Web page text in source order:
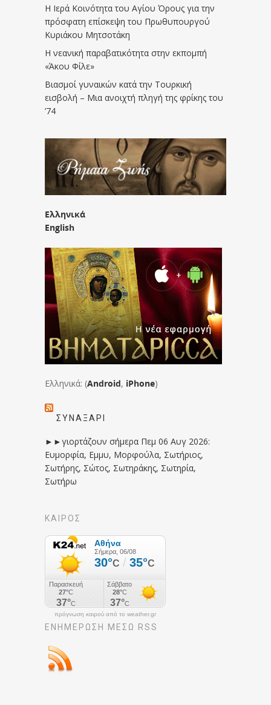
Η Ιερά Κοινότητα του Αγίου Όρους για την
πρόσφατη επίσκεψη του Πρωθυπουργού
Κυριάκου Μητσοτάκη
Η νεανική παραβατικότητα στην εκπομπή
«Άκου Φίλε»
Βιασμοί γυναικών κατά την Τουρκική
εισβολή – Μια ανοιχτή πληγή της φρίκης του
’74
Ελληνικά
English
Ελληνικά: (Android, iPhone)
ΣΥΝΑΞΆΡΙ
►►γιορτάζουν σήμερα Πεμ 06 Αυγ 2026:
Ευμορφία, Εμμυ, Μορφούλα, Σωτήριος,
Σωτήρης, Σώτος, Σωτηράκης, Σωτηρία,
Σωτήρω
ΚΑΙΡΟΣ
πρόγνωση καιρού από το weather.gr
ΕΝΗΜΈΡΩΣΉ ΜΕΣΩ RSS